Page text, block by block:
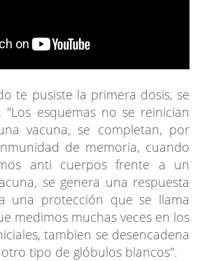
te pusiste la primera dosis, se
"Los esquemas no se reinician
vacuna, se completan, por
de memoria, cuando
anti cuerpos frente a un
se genera una respuesta
una protección que se llama
medimos muchas veces en los
tambien se desencadena
tipo de glóbulos blancos".